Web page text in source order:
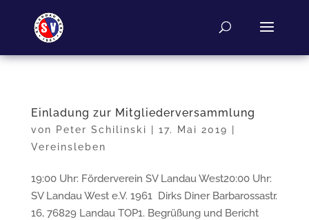
Einladung zur Mitgliederversammlung
von Peter Schilinski 17. Mai 2019
Vereinsleben
19:00 Uhr: Förderverein SV Landau West20:00 Uhr:
SV Landau West e.V. 1961 Dirks Diner Barbarossastr.
16, 76829 Landau TOP1. Begrüßung und Bericht